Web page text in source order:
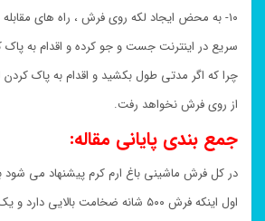
۱۰- به محض ایجاد لکه روی فرش ، راه های
سریع در اینترنت جست و جو کرده و اقدام به پاک
چرا که اگر مدتی طول بکشید و اقدام به پاک کردن
از روی فرش نخواهد رفت.
جمع بندی پایانی مقاله:
در کل فرش ماشینی باغ ارم کرم پیشنهاد می شود
اول اینکه فرش ۵۰۰ شانه ضخامت بالایی